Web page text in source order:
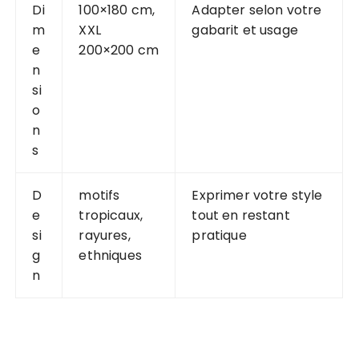
Di
m
e
n
si
o
n
s
100×180 cm,
XXL
200×200 cm
Adapter selon votre
gabarit et usage
D
e
si
g
n
motifs
tropicaux,
rayures,
ethniques
Exprimer votre style
tout en restant
pratique